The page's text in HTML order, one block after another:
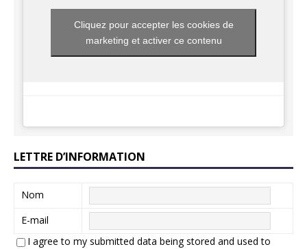
Cliquez pour accepter les cookies de
marketing et activer ce contenu
LETTRE D’INFORMATION
Nom
E-mail
I agree to my submitted data being stored and used to